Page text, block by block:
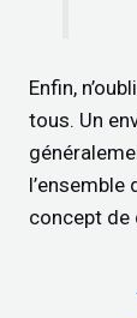
Enfin,
tous. Un
concept de